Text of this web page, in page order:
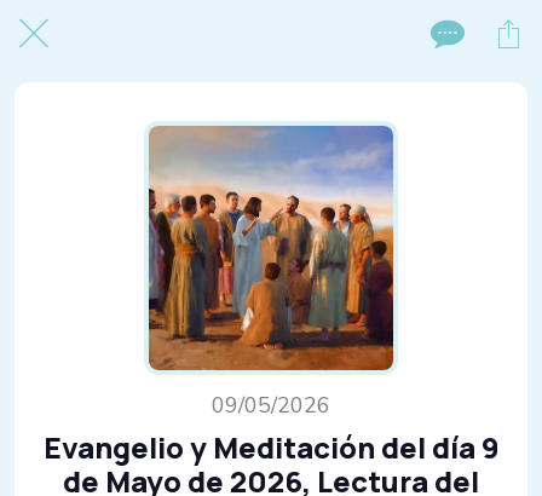
09/05/2026
Evangelio y Meditación del día 9
de Mayo de 2026, Lectura del